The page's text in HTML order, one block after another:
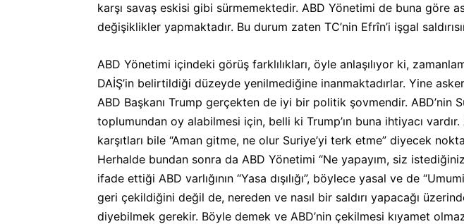
karşı savaş eskisi gibi sürmemektedir. ABD Yönetimi de buna göre
değişiklikler yapmaktadır. Bu durum zaten TC’nin Efrîn’i işgal
ABD Yönetimi içindeki görüş farklılıkları, öyle anlaşılıyor ki,
DAİŞ’in belirtildiği düzeyde yenilmediğine inanmaktadırlar. Yine
ABD Başkanı Trump gerçekten de iyi bir politik şovmendir. ABD’nin
toplumundan oy alabilmesi için, belli ki Trump’ın buna ihtiyacı
karşıtları bile “Aman gitme, ne olur Suriye’yi terk etme” diyecek
Herhalde bundan sonra da ABD Yönetimi “Ne yapayım, siz
ifade ettiği ABD varlığının “Yasa dışılığı”, böylece yasal ve de
geri çekildiğini değil de, nereden ve nasıl bir saldırı yapacağı
diyebilmek gerekir. Böyle demek ve ABD’nin çekilmesi kıyamet